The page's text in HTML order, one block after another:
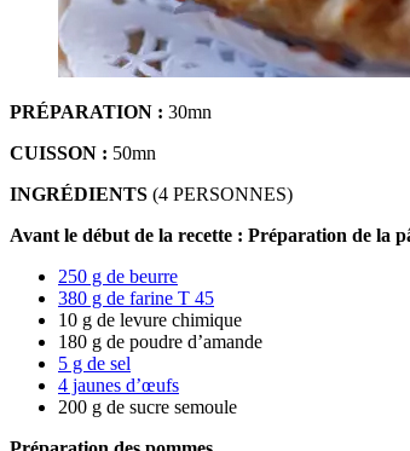
PRÉPARATION : 30mn
CUISSON : 50mn
INGRÉDIENTS (4 PERSONNES)
Avant le début de la recette : Préparation de la
250 g de beurre
380 g de farine T 45
10 g de levure chimique
180 g de poudre d’amande
5 g de sel
4 jaunes d’œufs
200 g de sucre semoule